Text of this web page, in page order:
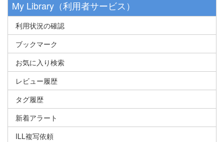
My Library（利用者サービス）
利用状況の確認
ブックマーク
お気に入り検索
レビュー履歴
タグ履歴
新着アラート
ILL複写依頼